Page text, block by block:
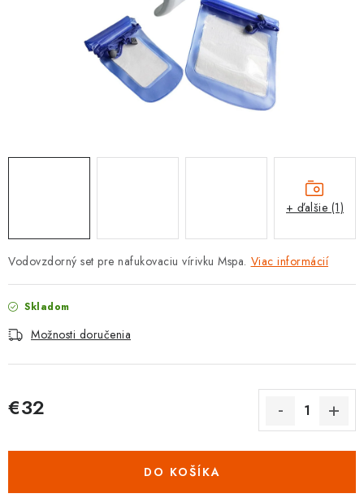
OBCHODNÉ PODMIENKY
Podmienky ochrany osobných údajov
Vodovzdorný set pre nafukovaciu vírivku Mspa. Viac informácií
Skladom
Možnosti doručenia
€32
DO KOŠÍKA
+ ďalšie (1)